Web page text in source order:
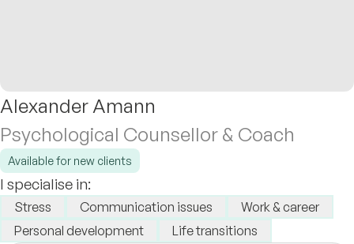
Alexander Amann
Psychological Counsellor & Coach
Available for new clients
I specialise in:
Stress Communication issues
Work & career
Personal development
Life transitions